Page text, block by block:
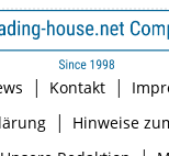
| Kontakt |
| Hinweise